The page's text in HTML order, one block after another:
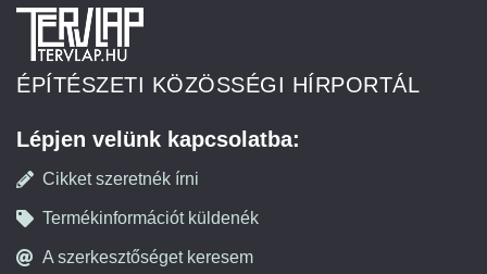
ÉPÍTÉSZETI KÖZÖSSÉGI HÍRPORTÁL
Lépjen velünk kapcsolatba:
Cikket szeretnék írni
Termékinformációt küldenék
A szerkesztőséget keresem